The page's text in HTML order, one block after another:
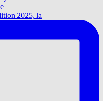
2025, la